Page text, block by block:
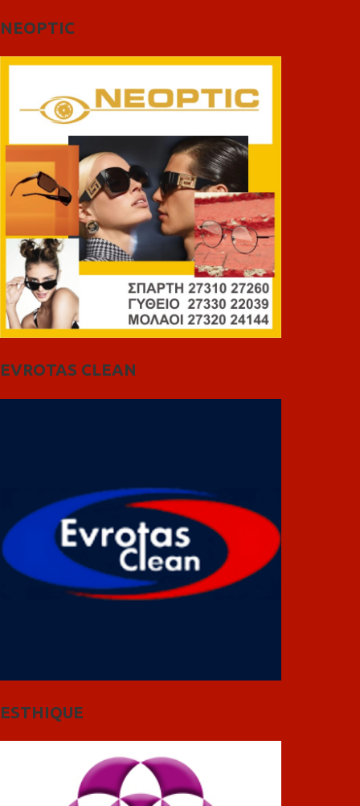
NEOPTIC
EVROTAS CLEAN
ESTHIQUE